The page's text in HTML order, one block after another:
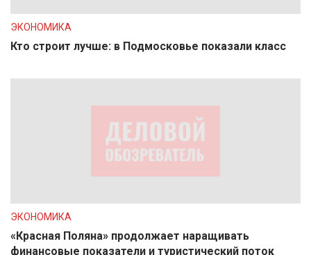
ЭКОНОМИКА
Кто строит лучше: в Подмосковье показали класс
ЭКОНОМИКА
«Красная Поляна» продолжает наращивать
финансовые показатели и туристический поток